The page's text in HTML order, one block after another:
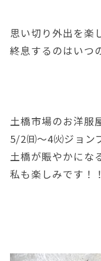
思い切り外出を楽
終息するのはいつ
土橋市場のお洋服
5/2㈰～4㈫ジョン
土橋が賑やかにな
私も楽しみです！！